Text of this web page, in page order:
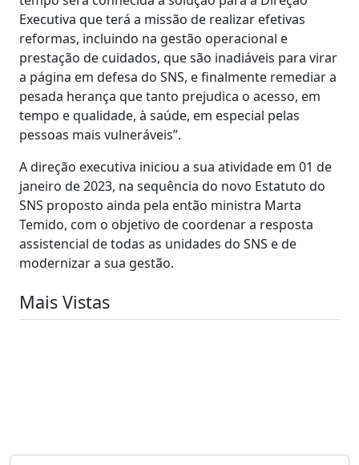
Executiva que terá a missão de realizar efetivas
reformas, incluindo na gestão operacional e
prestação de cuidados, que são inadiáveis para virar
a página em defesa do SNS, e finalmente remediar a
pesada herança que tanto prejudica o acesso, em
tempo e qualidade, à saúde, em especial pelas
pessoas mais vulneráveis”.
A direção executiva iniciou a sua atividade em 01 de
janeiro de 2023, na sequência do novo Estatuto do
SNS proposto ainda pela então ministra Marta
Temido, com o objetivo de coordenar a resposta
assistencial de todas as unidades do SNS e de
modernizar a sua gestão.
Mais Vistas